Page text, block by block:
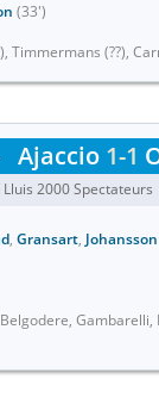
(33')
Timmermans (??),
Ajaccio 1-1
2000
, Gransart, Johansson